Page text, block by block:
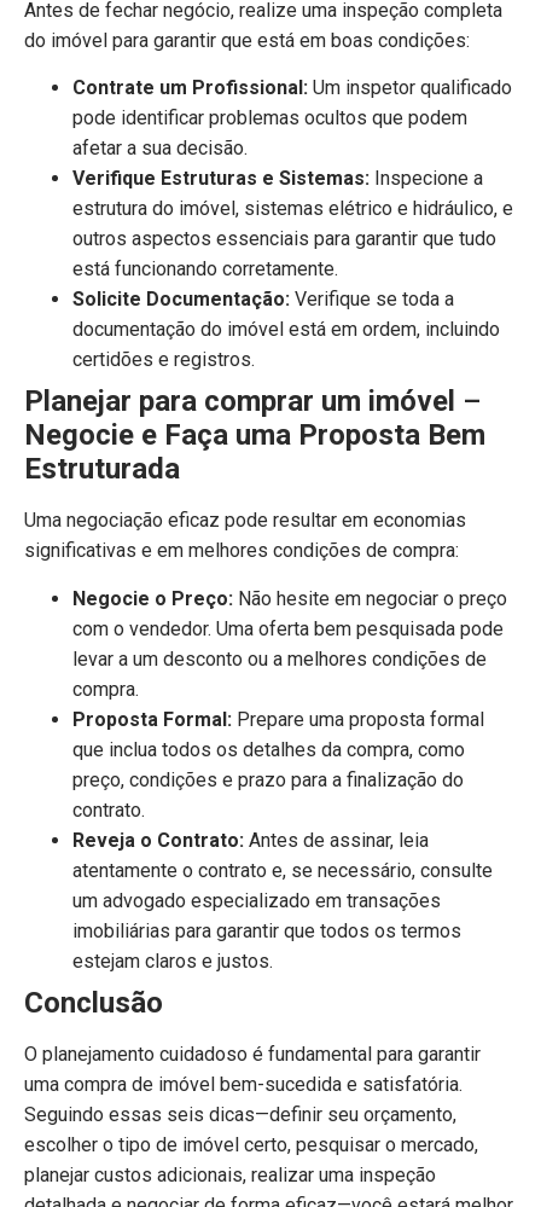
Antes de fechar negócio, realize uma inspeção completa
do imóvel para garantir que está em boas condições:
Contrate um Profissional: Um inspetor qualificado
pode identificar problemas ocultos que podem
afetar a sua decisão.
Verifique Estruturas e Sistemas: Inspecione a
estrutura do imóvel, sistemas elétrico e hidráulico, e
outros aspectos essenciais para garantir que tudo
está funcionando corretamente.
Solicite Documentação: Verifique se toda a
documentação do imóvel está em ordem, incluindo
certidões e registros.
Planejar para comprar um imóvel –
Negocie e Faça uma Proposta Bem
Estruturada
Uma negociação eficaz pode resultar em economias
significativas e em melhores condições de compra:
Negocie o Preço: Não hesite em negociar o preço
com o vendedor. Uma oferta bem pesquisada pode
levar a um desconto ou a melhores condições de
compra.
Proposta Formal: Prepare uma proposta formal
que inclua todos os detalhes da compra, como
preço, condições e prazo para a finalização do
contrato.
Reveja o Contrato: Antes de assinar, leia
atentamente o contrato e, se necessário, consulte
um advogado especializado em transações
imobiliárias para garantir que todos os termos
estejam claros e justos.
Conclusão
O planejamento cuidadoso é fundamental para garantir
uma compra de imóvel bem-sucedida e satisfatória.
Seguindo essas seis dicas—definir seu orçamento,
escolher o tipo de imóvel certo, pesquisar o mercado,
planejar custos adicionais, realizar uma inspeção